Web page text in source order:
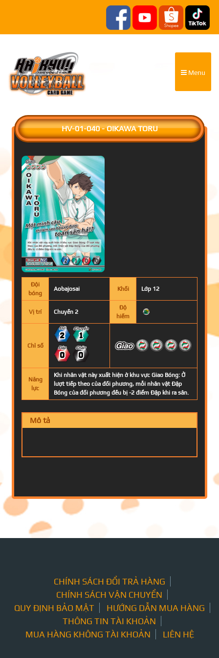
Menu
HV-01-040 - OIKAWA TORU
Đội
bóng
Aobajosai Khối Lớp 12
Vị trí Chuyền 2
Độ
hiếm
Chỉ số
2 1
0 0
Năng
lực
Khi nhân vật này xuất hiện ở khu vực Giao Bóng: Ở
lượt tiếp theo của đối phương, mỗi nhân vật Đập
Bóng của đối phương đều bị -2 điểm Đập khi ra sân.
Mô tả
CHÍNH SÁCH ĐỔI TRẢ HÀNG
CHÍNH SÁCH VẬN CHUYỂN
QUY ĐỊNH BẢO MẬT
HƯỚNG DẪN MUA HÀNG
THÔNG TIN TÀI KHOẢN
MUA HÀNG KHÔNG TÀI KHOẢN
LIÊN HỆ